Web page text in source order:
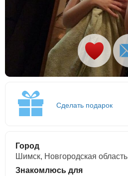
Сделать подарок
Город
Шимск, Новгородская область
Знакомлюсь для